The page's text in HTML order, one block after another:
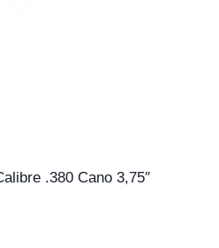
.380 Cano 3,75″